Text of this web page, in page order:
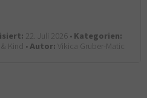
22. Juli 2026 •Kategorien:
Kind •Autor:Vikica Gruber-Matic